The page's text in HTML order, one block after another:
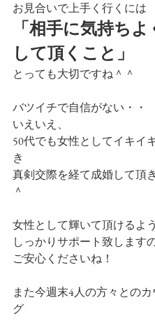
お見合いで上手く行くには
「相手に気持ち
して頂くこと」
とっても大切ですね＾＾
バツイチで自信がない・・
いえいえ、
50代でも女性としてイキイ
き
真剣交際を経て成婚して頂
＾
女性として輝いて頂けるよ
しっかりサポート致しますの
ご安心くださいね！
また今週末4人の方々との
グ